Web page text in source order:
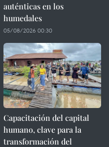
auténticas en los
humedales
05/08/2026 00:30
Capacitación del capital
humano, clave para la
transformación del